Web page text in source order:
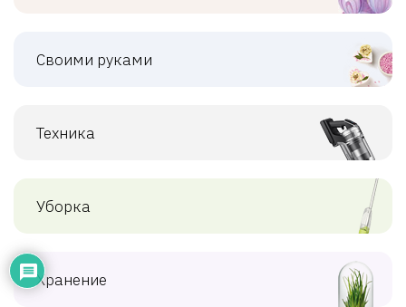
Своими руками
Техника
Уборка
Хранение